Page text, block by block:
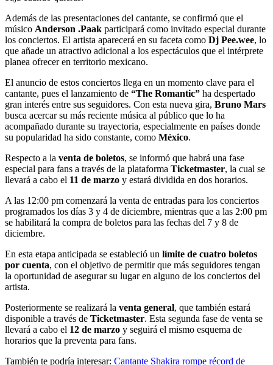
Además de las presentaciones del cantante, se confirmó que el
músico Anderson .Paak participará como invitado especial durante
los conciertos. El artista aparecerá en su faceta como Dj Pee.wee, lo
que añade un atractivo adicional a los espectáculos que el intérprete
planea ofrecer en territorio mexicano.
El anuncio de estos conciertos llega en un momento clave para el
cantante, pues el lanzamiento de “The Romantic” ha despertado
gran interés entre sus seguidores. Con esta nueva gira, Bruno Mars
busca acercar su más reciente música al público que lo ha
acompañado durante su trayectoria, especialmente en países donde
su popularidad ha sido constante, como México.
Respecto a la venta de boletos, se informó que habrá una fase
especial para fans a través de la plataforma Ticketmaster, la cual se
llevará a cabo el 11 de marzo y estará dividida en dos horarios.
A las 12:00 pm comenzará la venta de entradas para los conciertos
programados los días 3 y 4 de diciembre, mientras que a las 2:00 pm
se habilitará la compra de boletos para las fechas del 7 y 8 de
diciembre.
En esta etapa anticipada se estableció un límite de cuatro boletos
por cuenta, con el objetivo de permitir que más seguidores tengan
la oportunidad de asegurar su lugar en alguno de los conciertos del
artista.
Posteriormente se realizará la venta general, que también estará
disponible a través de Ticketmaster. Esta segunda fase de venta se
llevará a cabo el 12 de marzo y seguirá el mismo esquema de
horarios que la preventa para fans.
También te podría interesar: Cantante Shakira rompe récord de